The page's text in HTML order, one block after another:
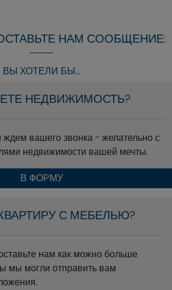
НАМ СООБЩЕНИЕ:
ВЫ ХОТЕЛИ БЫ...
НЕДВИЖИМОСТЬ?
вашего звонка - желательно с
недвижимости вашей мечты.
В ФОРМУ
С МЕБЕЛЬЮ?
нам как можно больше
мы могли отправить вам